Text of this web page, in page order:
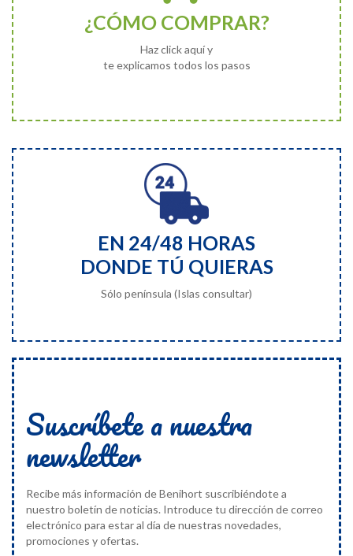
¿CÓMO COMPRAR?
Haz click aquí y
te explicamos todos los pasos
EN 24/48 HORAS
DONDE TÚ QUIERAS
Sólo península (Islas consultar)
Suscríbete a nuestra
newsletter
Recibe más información de Benihort suscribiéndote a
nuestro boletín de noticias. Introduce tu dirección de correo
electrónico para estar al día de nuestras novedades,
promociones y ofertas.